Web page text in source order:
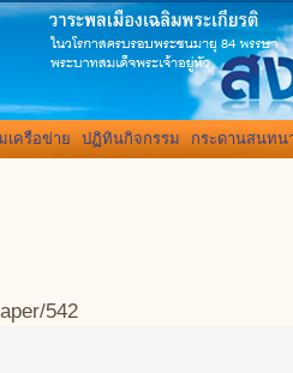
เครือข่าย ปฏิทินกิจกรรม กระดานสนทน
542